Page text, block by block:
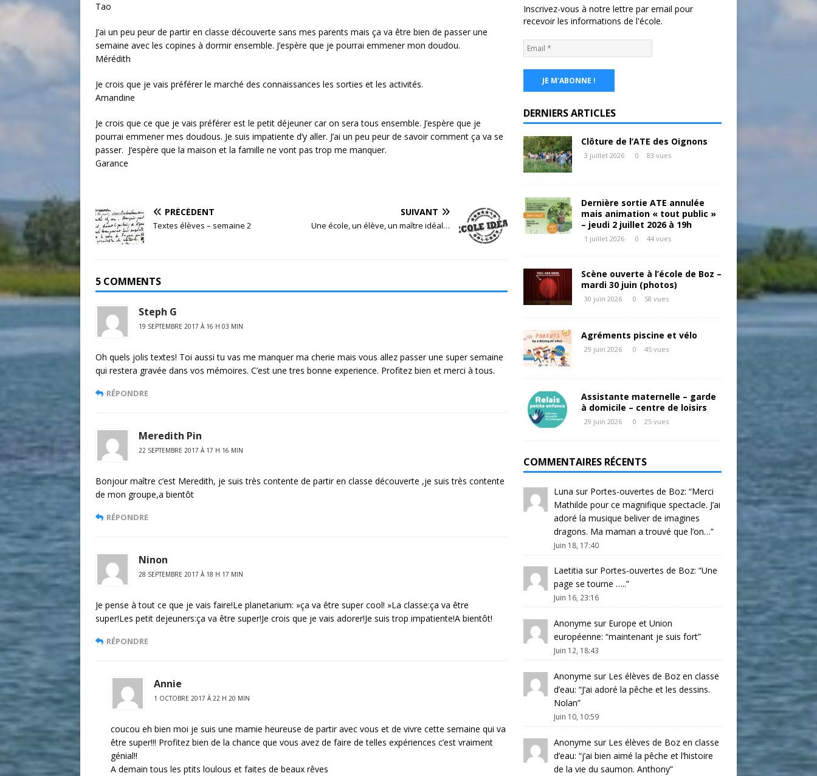
Tao
J’ai un peu peur de partir en classe découverte sans mes parents mais ça va être bien de passer une
semaine avec les copines à dormir ensemble. J’espère que je pourrai emmener mon doudou.
Mérédith
Je crois que je vais préférer le marché des connaissances les sorties et les activités.
Amandine
Je crois que ce que je vais préférer est le petit déjeuner car on sera tous ensemble. J’espère que je
pourrai emmener mes doudous. Je suis impatiente d’y aller. J’ai un peu peur de savoir comment ça va se
passer. J’espère que la maison et la famille ne vont pas trop me manquer.
Garance
PRÉCÉDENT
Textes élèves – semaine 2
SUIVANT
Une école, un élève, un maître idéal…
5 COMMENTS
Steph G
19 SEPTEMBRE 2017 À 16 H 03 MIN
Oh quels jolis textes! Toi aussi tu vas me manquer ma cherie mais vous allez passer une super semaine
qui restera gravée dans vos mémoires. C’est une tres bonne experience. Profitez bien et merci à tous.
RÉPONDRE
Meredith Pin
22 SEPTEMBRE 2017 À 17 H 16 MIN
Bonjour maître c’est Meredith, je suis très contente de partir en classe découverte ,je suis très contente
de mon groupe,a bientôt
RÉPONDRE
Ninon
28 SEPTEMBRE 2017 À 18 H 17 MIN
Je pense à tout ce que je vais faire!Le planetarium: »ça va être super cool! »La classe:ça va être
super!Les petit dejeuners:ça va être super!Je crois que je vais adorer!Je suis trop impatiente!A bientôt!
RÉPONDRE
Annie
1 OCTOBRE 2017 À 22 H 20 MIN
coucou eh bien moi je suis une mamie heureuse de partir avec vous et de vivre cette semaine qui va
être super!!! Profitez bien de la chance que vous avez de faire de telles expériences c’est vraiment
génial!!
A demain tous les ptits loulous et faites de beaux rêves
Inscrivez-vous à notre lettre par email pour
recevoir les informations de l'école.
DERNIERS ARTICLES
Clôture de l’ATE des Oignons
3 juillet 2026 0 83 vues
Dernière sortie ATE annulée
mais animation « tout public »
– jeudi 2 juillet 2026 à 19h
1 juillet 2026 0 44 vues
Scène ouverte à l’école de Boz –
mardi 30 juin (photos)
30 juin 2026 0 58 vues
Agréments piscine et vélo
29 juin 2026 0 45 vues
Assistante maternelle – garde
à domicile – centre de loisirs
29 juin 2026 0 25 vues
COMMENTAIRES RÉCENTS
Luna sur Portes-ouvertes de Boz: “Merci
Mathilde pour ce magnifique spectacle. J’ai
adoré la musique beliver de imagines
dragons. Ma maman a trouvé que l’on…”
Juin 18, 17:40
Laetitia sur Portes-ouvertes de Boz: “Une
page se tourne …..”
Juin 16, 23:16
Anonyme sur Europe et Union
européenne: “maintenant je suis fort”
Juin 12, 18:43
Anonyme sur Les élèves de Boz en classe
d’eau: “J’ai adoré la pêche et les dessins.
Nolan”
Juin 10, 10:59
Anonyme sur Les élèves de Boz en classe
d’eau: “j’ai bien aimé la pêche et l’histoire
de la vie du saumon. Anthony”